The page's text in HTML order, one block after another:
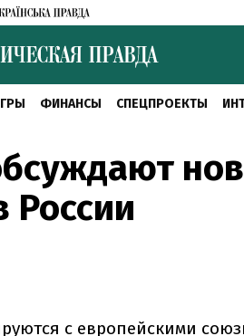
ФИНАНСЫ СПЕЦПРОЕКТЫ
России
с европейскими